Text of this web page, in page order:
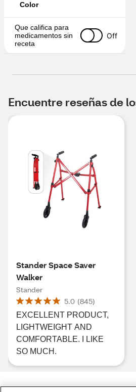
Color
Que califica para
medicamentos sin
receta
Off
Encuentre reseñas de
Stander Space Saver
Walker
Stander
5.0 (845)
EXCELLENT PRODUCT,
LIGHTWEIGHT AND
COMFORTABLE. I LIKE
SO MUCH.